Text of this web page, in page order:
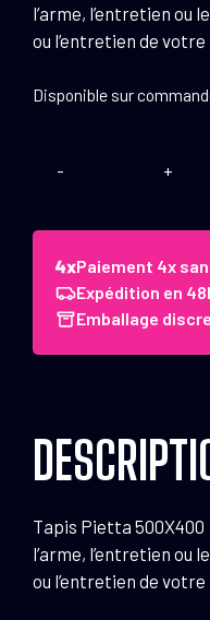
l’arme, l’entretien ou
ou l’entretien de
Disponible sur
Paiement 4x
Expédition en
Emballage
Tapis Pietta 500X400
l’arme, l’entretien ou
ou l’entretien de